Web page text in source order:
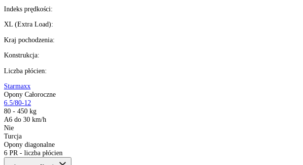
Możesz kupić na
Ilość: dostępne
Kalkulator ratalny
Producent:
Sezon :
Rozmiar:
Indeks ładowności
Indeks prędkości
XL (Extra Load)
Kraj pochodzenia: